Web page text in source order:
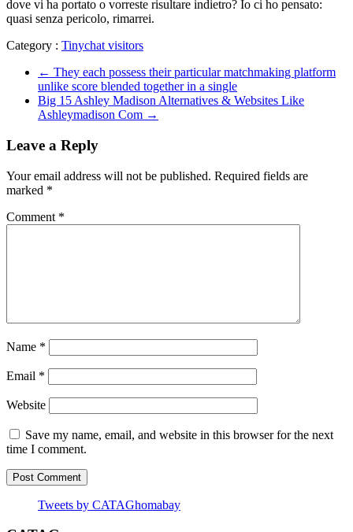
dove vi ha portato o vorreste risultare indietro? Io ci ho pensato:
quasi senza pericolo, rimarrei.
Category : Tinychat visitors
← They each possess their particular matchmaking platform
unlike score blended together in a single
Big 15 Ashley Madison Alternatives & Websites Like
Ashleymadison Com →
Leave a Reply
Your email address will not be published. Required fields are
marked *
Comment *
Name *
Email *
Website
Save my name, email, and website in this browser for the next
time I comment.
Tweets by CATAGhomabay